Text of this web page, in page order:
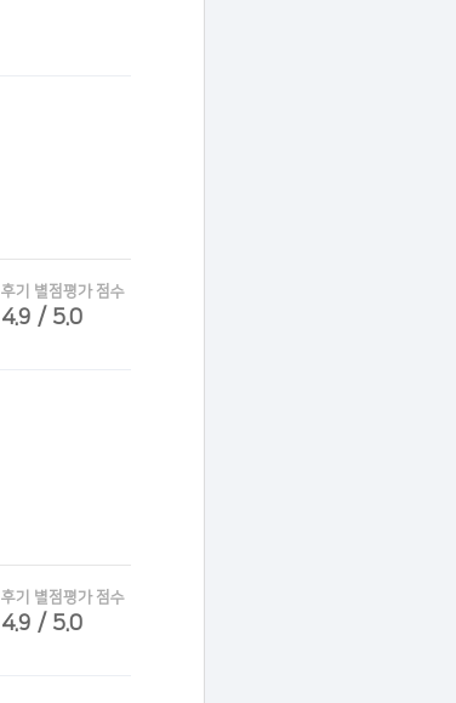
후기 별점평가 점수
4.9 / 5.0
후기 별점평가 점수
4.9 / 5.0